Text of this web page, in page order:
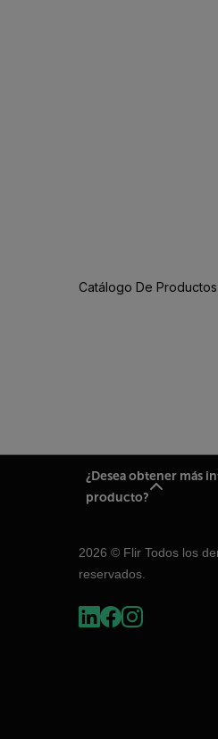
Catálogo De Productos
¿Desea obtener más
producto?
2026 © Flir Todos los
reservados.